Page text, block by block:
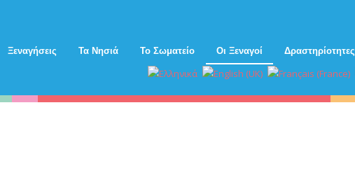
Ξεναγήσεις Τα Νησιά Το Σωματείο Οι Ξεναγοί Δραστηρίοτητες